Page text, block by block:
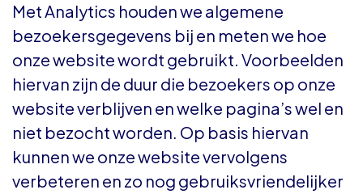
Met Analytics houden we algemene
bezoekersgegevens bij en meten we hoe
onze website wordt gebruikt. Voorbeelden
hiervan zijn de duur die bezoekers op onze
website verblijven en welke pagina’s wel en
niet bezocht worden. Op basis hiervan
kunnen we onze website vervolgens
verbeteren en zo nog gebruiksvriendelijker